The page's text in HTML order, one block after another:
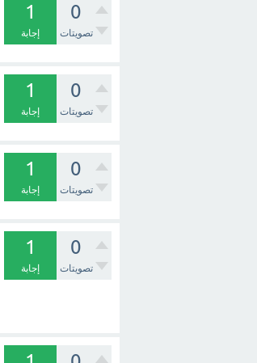
0
تصويتات
1
إجابة
0
تصويتات
1
إجابة
0
تصويتات
1
إجابة
0
تصويتات
1
إجابة